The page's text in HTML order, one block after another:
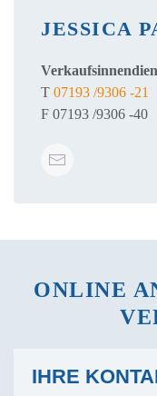
JESSICA
T 07193 /9306 -21
F 07193 /9306 -40
ONLINE
IHRE